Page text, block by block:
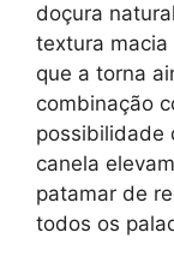
doçura
textura
que a torna
combinação
possibilidade
canela
patamar de
todos os